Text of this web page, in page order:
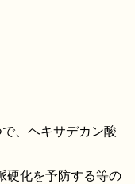
、ヘキサデカン酸
硬化を予防する等の